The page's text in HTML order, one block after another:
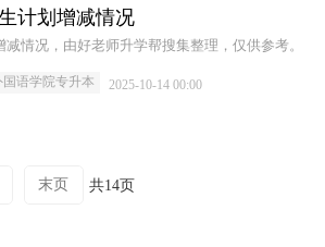
计划增减情况
情况，由好老师升学帮搜集整理，仅供参考。
语学院专升本 2025-10-14 00:00
末页 共14页